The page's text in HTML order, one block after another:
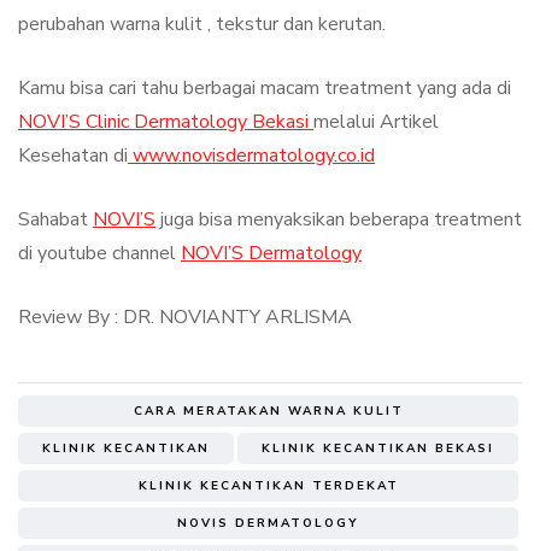
perubahan warna kulit , tekstur dan kerutan.
Kamu bisa cari tahu berbagai macam treatment yang ada di
NOVI’S Clinic Dermatology Bekasi melalui Artikel
Kesehatan di www.novisdermatology.co.id
Sahabat NOVI’S juga bisa menyaksikan beberapa treatment
di youtube channel NOVI’S Dermatology
Review By : DR. NOVIANTY ARLISMA
CARA MERATAKAN WARNA KULIT
KLINIK KECANTIKAN KLINIK KECANTIKAN BEKASI
KLINIK KECANTIKAN TERDEKAT
NOVIS DERMATOLOGY